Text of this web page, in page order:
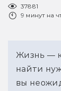
37881
9 минут на
Жизнь —
найти
вы